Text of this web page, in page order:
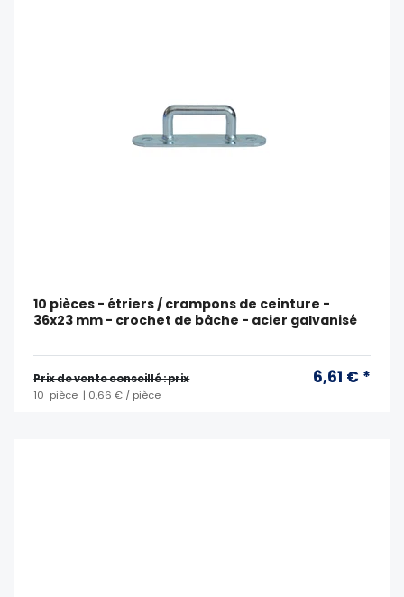
10 pièces - étriers / crampons de ceinture -
36x23 mm - crochet de bâche - acier galvanisé
Prix ​​de vente conseillé : prix 6,61 € *
10 pièce | 0,66 € / pièce